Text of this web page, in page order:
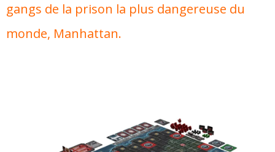
gangs de la prison la plus dangereuse du
monde, Manhattan.